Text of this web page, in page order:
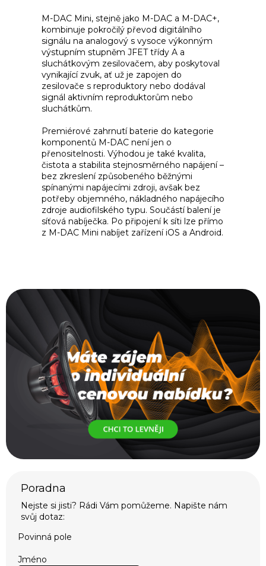
M-DAC Mini, stejně jako M-DAC a M-DAC+,
kombinuje pokročilý převod digitálního
signálu na analogový s vysoce výkonným
výstupním stupněm JFET třídy A a
sluchátkovým zesilovačem, aby poskytoval
vynikající zvuk, ať už je zapojen do
zesilovače s reproduktory nebo dodával
signál aktivním reproduktorům nebo
sluchátkům.
Premiérové zahrnutí baterie do kategorie
komponentů M-DAC není jen o
přenositelnosti. Výhodou je také kvalita,
čistota a stabilita stejnosměrného napájení –
bez zkreslení způsobeného běžnými
spínanými napájecími zdroji, avšak bez
potřeby objemného, nákladného napájecího
zdroje audiofilského typu. Součástí balení je
síťová nabíječka. Po připojení k síti lze přímo
z M-DAC Mini nabíjet zařízení iOS a Android.
Povinná pole
Jméno